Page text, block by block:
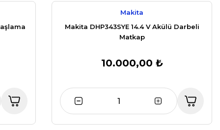
Makita
Makita DHP343SYE 14.4 V Akülü Darbeli
Matkap
10.000,00 ₺